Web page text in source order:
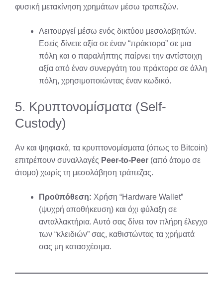
φυσική μετακίνηση χρημάτων μέσω τραπεζών.
Λειτουργεί μέσω ενός δικτύου μεσολαβητών.
Εσείς δίνετε αξία σε έναν “πράκτορα” σε μια
πόλη και ο παραλήπτης παίρνει την αντίστοιχη
αξία από έναν συνεργάτη του πράκτορα σε άλλη
πόλη, χρησιμοποιώντας έναν κωδικό.
5. Κρυπτονομίσματα (Self-
Custody)
Αν και ψηφιακά, τα κρυπτονομίσματα (όπως το Bitcoin)
επιτρέπουν συναλλαγές Peer-to-Peer (από άτομο σε
άτομο) χωρίς τη μεσολάβηση τράπεζας.
Προϋπόθεση: Χρήση “Hardware Wallet”
(ψυχρή αποθήκευση) και όχι φύλαξη σε
ανταλλακτήρια. Αυτό σας δίνει τον πλήρη έλεγχο
των “κλειδιών” σας, καθιστώντας τα χρήματά
σας μη κατασχέσιμα.